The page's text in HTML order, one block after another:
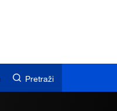
Pretraži